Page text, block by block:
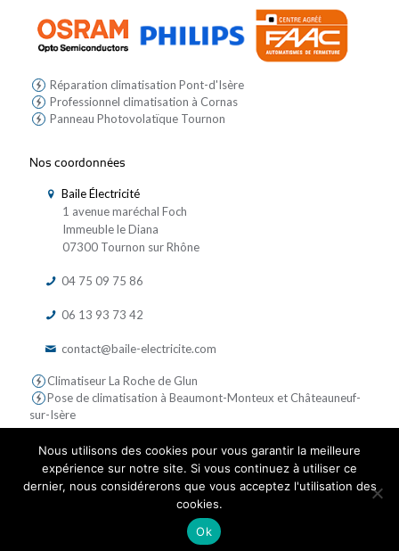
Réparation climatisation Pont-d'Isère
Professionnel climatisation à Cornas
Panneau Photovolatïque Tournon
Nos coordonnées
Baile Électricité
1 avenue maréchal Foch
Immeuble le Diana
07300 Tournon sur Rhône
04 75 09 75 86
06 13 93 73 42
contact@baile-electricite.com
Climatiseur La Roche de Glun
Pose de climatisation à Beaumont-Monteux et Châteauneuf-
sur-Isère
© 2019 Baile Electricite - Tous droits réservés | Réalisé par
LICOM Développement |Mentions Légales
Nous utilisons des cookies pour vous garantir la meilleure
expérience sur notre site. Si vous continuez à utiliser ce
dernier, nous considérerons que vous acceptez l'utilisation des
cookies.
Ok